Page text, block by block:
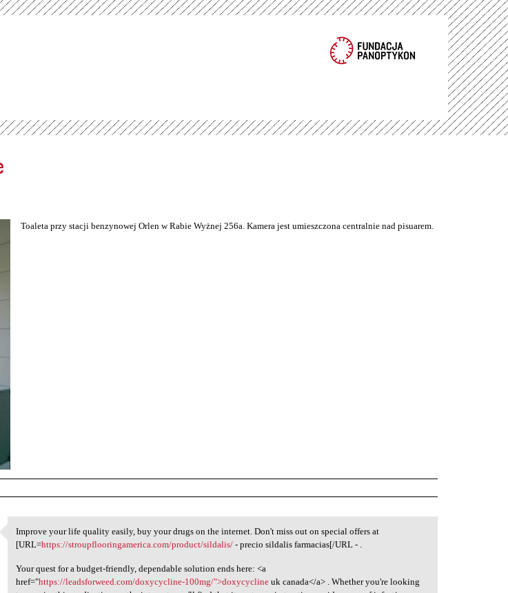
Przejdź
Toaleta przy stacji benzynowej Orlen w Rabie Wyżnej 256a. Kamera jest umieszczona centralnie nad pisuarem.
Improve your life quality
Improve your life quality easily, buy your drugs on the internet. Don't miss out on special offers at
[URL=https://stroupflooringamerica.com/product/sildalis/ - precio sildalis farmacias[/URL - .
Your quest for a budget-friendly, dependable solution ends here: <a
href="https://leadsforweed.com/doxycycline-100mg/">doxycycline uk canada</a> . Whether you're looking